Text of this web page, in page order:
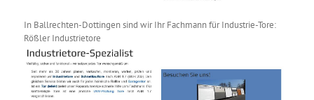
In Ballrechten-Dottingen sind wir Ihr Fachmann für Industrie-Tore:
Rößler Industrietore